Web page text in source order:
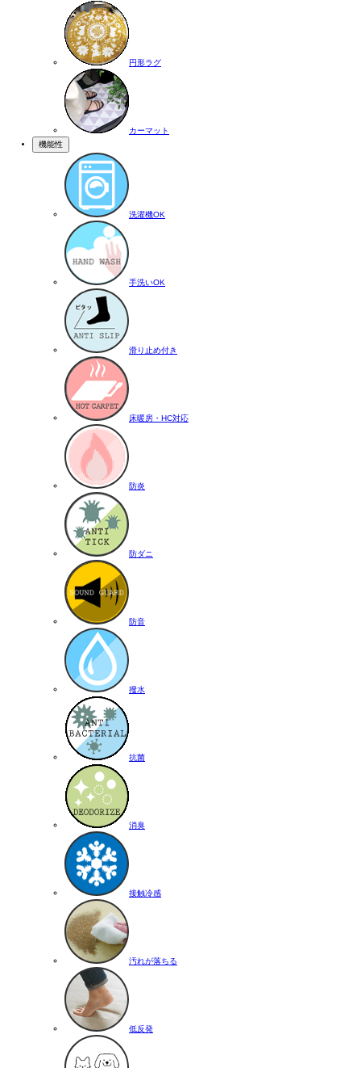
円形ラグ
カーマット
機能性
洗濯機OK
手洗いOK
滑り止め付き
床暖房・HC対応
防炎
防ダニ
防音
撥水
抗菌
消臭
接触冷感
汚れが落ちる
低反発